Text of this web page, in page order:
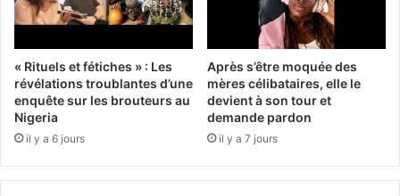
« Rituels et fétiches » : Les
révélations troublantes d’une
enquête sur les brouteurs au
Nigeria
il y a 6 jours
Après s’être moquée des
mères célibataires, elle le
devient à son tour et
demande pardon
il y a 7 jours